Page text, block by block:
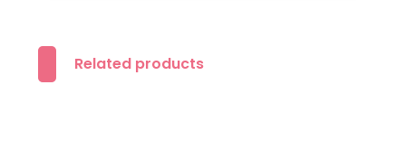
Related products